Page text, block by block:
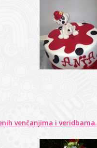
venčanjima i veridbama.